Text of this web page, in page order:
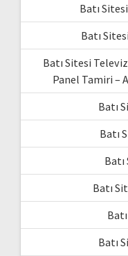
Batı
Batı
Batı Sitesi
Panel Tamiri –
Batı
Batı
Batı
Batı